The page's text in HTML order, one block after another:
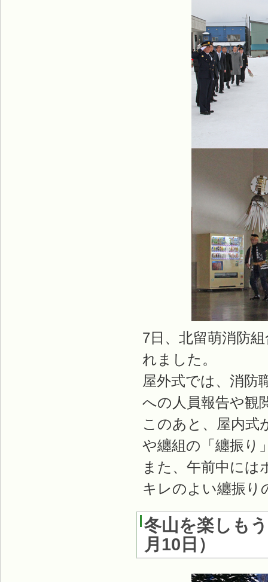
7日、北留萌消防
れました。
屋外式では、消防
への人員報告や観
このあと、屋内式
や纏組の「纏振り
また、午前中には
キレのよい纏振り
冬山を楽しも
月10日 ）